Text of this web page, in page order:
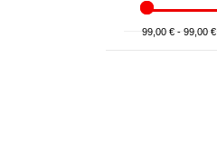
99,00 € - 99,00 €